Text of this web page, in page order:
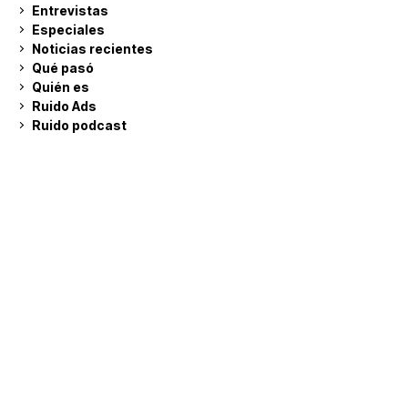
Entrevistas
Especiales
Noticias recientes
Qué pasó
Quién es
Ruido Ads
Ruido podcast